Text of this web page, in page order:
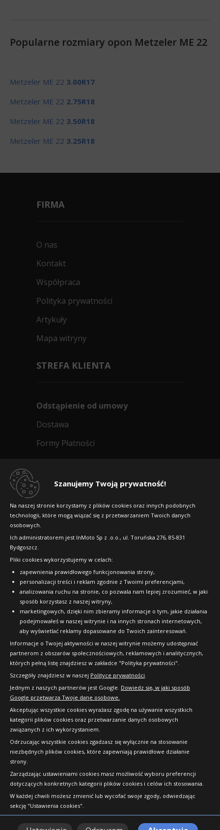
Szanujemy Twoją prywatność!
Na naszej stronie korzystamy z plików cookies oraz innych podobnych
technologii, które mogą wiązać się z przetwarzaniem Twoich danych
osobowych.
Ich administratorem jest InMoto Sp z .o.o., ul. Toruńska 276, 85-831
Bydgoszcz.
Pliki cookies wykorzystujemy w celach:
zapewnienia prawidłowego funkcjonowania strony,
personalizacji treści i reklam zgodnie z Twoimi preferencjami,
analizowania ruchu na stronie, co pozwala nam lepiej zrozumieć, w jaki
sposób korzystasz z naszej witryny,
marketingowych, dzięki nim zbieramy informacje o tym, jakie działania
podejmowałeś w naszej witrynie i na innych stronach internetowych,
aby wyświetlać reklamy dopasowane do Twoich zainteresowań.
Informacje o Twojej aktywności w naszej witrynie możemy udostępniać
partnerom z obszarów społecznościowych, reklamowych i analitycznych,
których pełną listę znajdziesz w zakładce "Polityka prywatności".
Szczegóły znajdziesz w naszej Polityce prywatności.
Jednym z naszych partnerów jest Google. Dowiedz się, w jaki sposób
Google przetwarza Twoje dane osobowe.
Akceptując wszystkie cookies wyrażasz zgodę na używanie wszystkich
kategorii plików cookies oraz przetwarzanie danych osobowych
związanych z ich wykorzystaniem.
Odrzucając wszystkie cookies zgadzasz się wyłącznie na stosowanie
niezbędnych plików cookies, które zapewniają prawidłowe działanie
strony.
Zarządzając ustawieniami cookies masz możliwość wyboru preferencji
dotyczących konkretnych kategorii plików cookies i celów ich stosowania.
W każdej chwili możesz zmienić lub wycofać swoje zgody, odwiedzając
sekcję "Ustawienia cookies".
Popularne rozmiary opon Metzeler ME 22
Metzeler ME 22 3.00R17
Metzeler ME 22 2.75R18
Metzeler ME 22 3.50R18
Metzeler ME 22 3.25R18
FIRMA
O nas
Kontakt
Współpraca
Polityka prywatności
Artykuły
Mapa witryny
STREFA KLIENTA
Odstąpienie od umowy
Dostawa
Formy Płatności
Dlaczego warto kupić w 24opony.pl
Raty
FAQ
OFICJALNY PARTNER
Copyright © 2010-2026 24opony.pl. Wszelkie
prawa zastrzeżone.